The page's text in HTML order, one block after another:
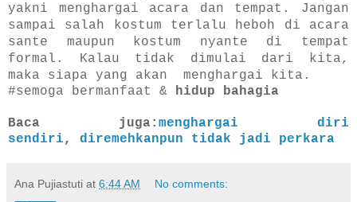
yakni menghargai acara dan tempat. Jangan
sampai salah kostum terlalu heboh di acara
sante maupun kostum nyante di tempat
formal. Kalau tidak dimulai dari kita,
maka siapa yang akan menghargai kita.
#semoga bermanfaat & hidup bahagia
Baca juga: menghargai diri
sendiri, diremehkanpun tidak jadi perkara
Ana Pujiastuti at 6:44 AM No comments: